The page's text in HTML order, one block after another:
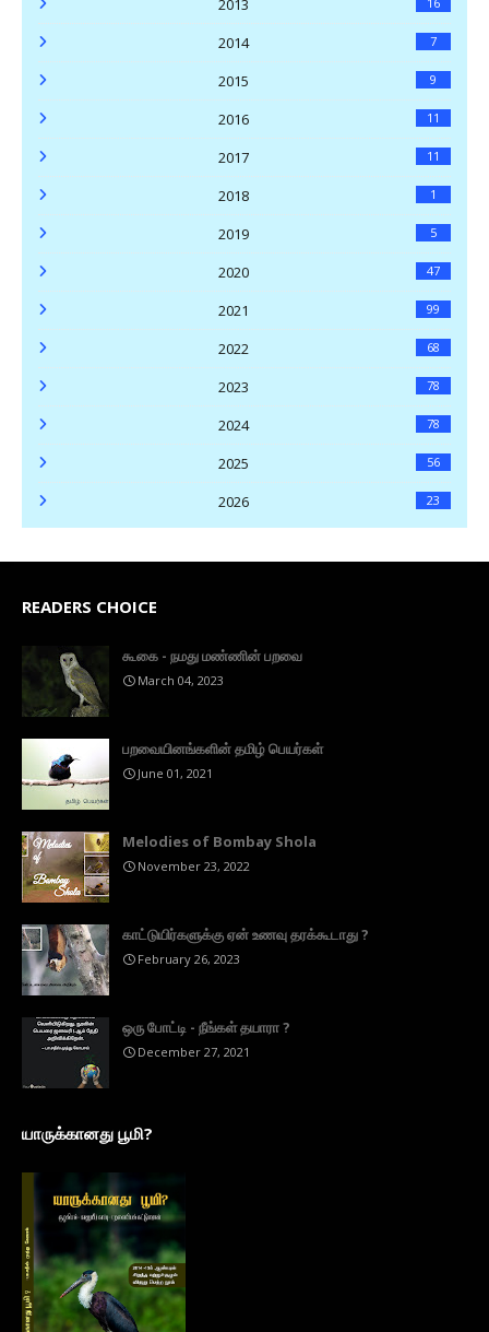
2013
2014 7
2015 9
2016 11
2017 11
2018 1
2019 5
2020 47
2021 99
2022 68
2023 78
2024 78
2025 56
2026 23
READERS CHOICE
கூகை - நமது மண்ணின் பறவை
March 04, 2023
பறவையினங்களின் தமிழ் பெயர்கள்
June 01, 2021
Melodies of Bombay Shola
November 23, 2022
காட்டுயிர்களுக்கு ஏன் உணவு தரக்கூடாது ?
February 26, 2023
ஒரு போட்டி - நீங்கள் தயாரா ?
December 27, 2021
யாருக்கானது பூமி?